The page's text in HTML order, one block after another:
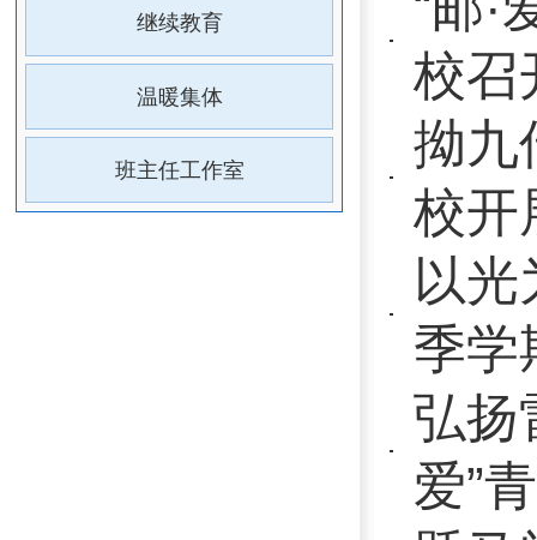
以光为向
季学期开
弘扬雷锋
爱”青年志
跃马闹元
校开展“我
新春走访
师生代表
擎举精神
省邮电学